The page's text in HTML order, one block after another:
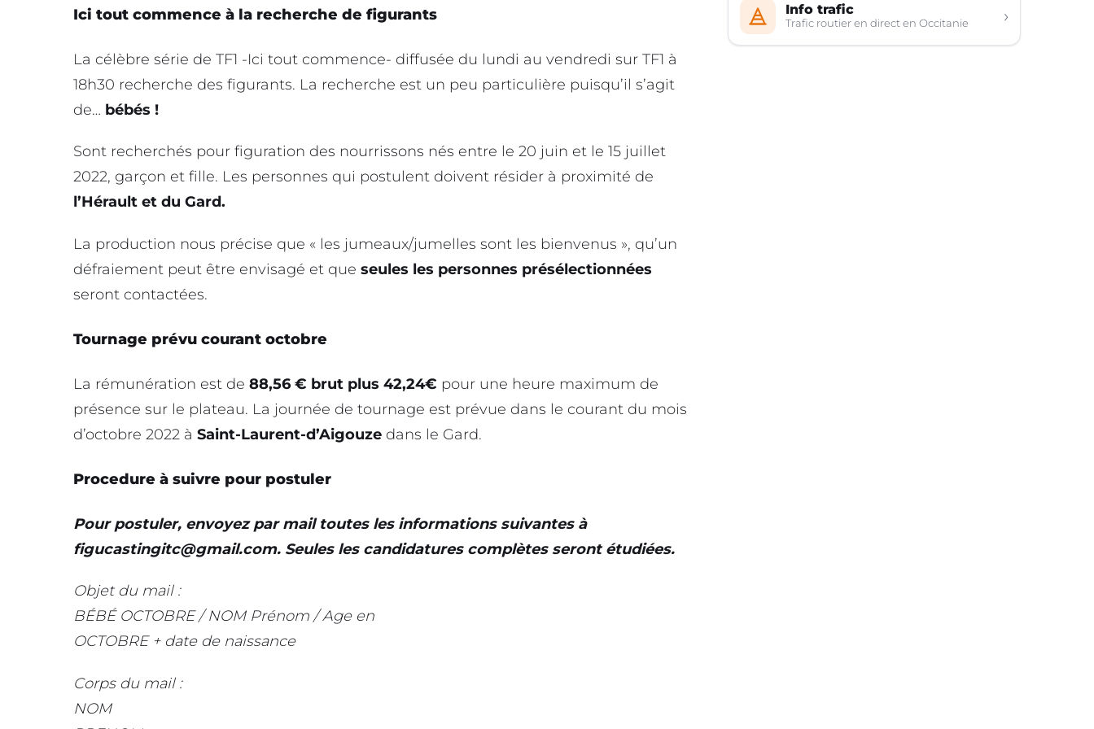
Ici tout commence à la recherche de figurants
La célèbre série de TF1 -Ici tout commence- diffusée du lundi au vendredi sur TF1 à
18h30 recherche des figurants. La recherche est un peu particulière puisqu’il s’agit
de… bébés !
Sont recherchés pour figuration des nourrissons nés entre le 20 juin et le 15 juillet
2022, garçon et fille. Les personnes qui postulent doivent résider à proximité de
l’Hérault et du Gard.
La production nous précise que « les jumeaux/jumelles sont les bienvenus », qu’un
défraiement peut être envisagé et que seules les personnes présélectionnées
seront contactées.
Tournage prévu courant octobre
La rémunération est de 88,56 € brut plus 42,24€ pour une heure maximum de
présence sur le plateau. La journée de tournage est prévue dans le courant du mois
d’octobre 2022 à Saint-Laurent-d’Aigouze dans le Gard.
Procedure à suivre pour postuler
Pour postuler, envoyez par mail toutes les informations suivantes à
figucastingitc@gmail.com. Seules les candidatures complètes seront étudiées.
Objet du mail :
BÉBÉ OCTOBRE / NOM Prénom / Age en
OCTOBRE + date de naissance
Corps du mail :
NOM
Info trafic
Trafic routier en direct en Occitanie ›